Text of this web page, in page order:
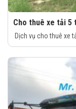
Cho thuê xe tải 5
Dịch vụ cho thuê xe